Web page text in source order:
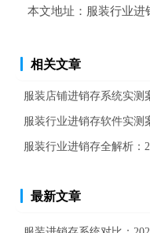
本文地址： 服装行业进
相关文章
服装店铺进销存系统实测
服装行业进销存软件实测
服装行业进销存全解析：
最新文章